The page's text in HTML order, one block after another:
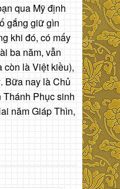
qua Mỹ định
gắng giữ gìn
khi đó, có mấy
ba năm, vẫn
còn là Việt kiều),
Bữa nay là Chủ
Thánh Phục sinh
năm Giáp Thìn,